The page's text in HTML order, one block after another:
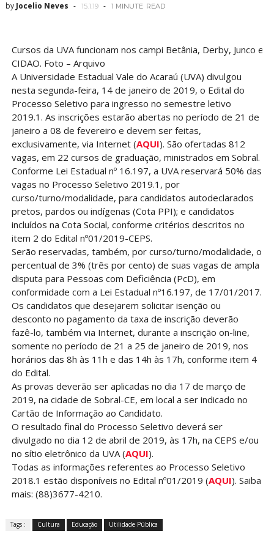
by Jocelio Neves 15.1.19 1 MINUTE READ
Cursos da UVA funcionam nos campi Betânia, Derby, Junco e
CIDAO. Foto – Arquivo
A Universidade Estadual Vale do Acaraú (UVA) divulgou
nesta segunda-feira, 14 de janeiro de 2019, o Edital do
Processo Seletivo para ingresso no semestre letivo
2019.1. As inscrições estarão abertas no período de 21 de
janeiro a 08 de fevereiro e devem ser feitas,
exclusivamente, via Internet (AQUI). São ofertadas 812
vagas, em 22 cursos de graduação, ministrados em Sobral.
Conforme Lei Estadual nº 16.197, a UVA reservará 50% das
vagas no Processo Seletivo 2019.1, por
curso/turno/modalidade, para candidatos autodeclarados
pretos, pardos ou indígenas (Cota PPI); e candidatos
incluídos na Cota Social, conforme critérios descritos no
item 2 do Edital nº01/2019-CEPS.
Serão reservadas, também, por curso/turno/modalidade, o
percentual de 3% (três por cento) de suas vagas de ampla
disputa para Pessoas com Deficiência (PcD), em
conformidade com a Lei Estadual nº16.197, de 17/01/2017.
Os candidatos que desejarem solicitar isenção ou
desconto no pagamento da taxa de inscrição deverão
fazê-lo, também via Internet, durante a inscrição on-line,
somente no período de 21 a 25 de janeiro de 2019, nos
horários das 8h às 11h e das 14h às 17h, conforme item 4
do Edital.
As provas deverão ser aplicadas no dia 17 de março de
2019, na cidade de Sobral-CE, em local a ser indicado no
Cartão de Informação ao Candidato.
O resultado final do Processo Seletivo deverá ser
divulgado no dia 12 de abril de 2019, às 17h, na CEPS e/ou
no sítio eletrônico da UVA (AQUI).
Todas as informações referentes ao Processo Seletivo
2018.1 estão disponíveis no Edital nº01/2019 (AQUI). Saiba
mais: (88)3677-4210.
Tags : Cultura Educação Utilidade Pública